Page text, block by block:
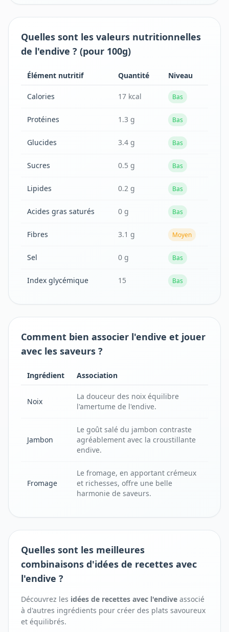
Quelles sont les valeurs nutritionnelles
de l'endive ? (pour 100g)
Élément nutritif Quantité Niveau
Calories 17 kcal Bas
Protéines 1.3 g Bas
Glucides 3.4 g Bas
Sucres 0.5 g Bas
Lipides 0.2 g Bas
Acides gras saturés 0 g Bas
Fibres 3.1 g Moyen
Sel 0 g Bas
Index glycémique 15 Bas
Comment bien associer l'endive et jouer
avec les saveurs ?
Ingrédient Association
Noix
La douceur des noix équilibre
l'amertume de l'endive.
Jambon
Le goût salé du jambon contraste
agréablement avec la croustillante
endive.
Fromage
Le fromage, en apportant crémeux
et richesses, offre une belle
harmonie de saveurs.
Quelles sont les meilleures
combinaisons d'idées de recettes avec
l'endive ?
Découvrez les idées de recettes avec l'endive associé
à d'autres ingrédients pour créer des plats savoureux
et équilibrés.